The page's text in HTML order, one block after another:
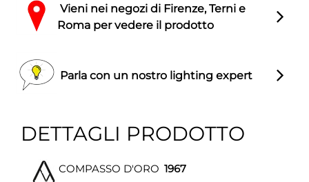
Vieni nei negozi di Firenze, Terni e
Roma per vedere il prodotto
Parla con un nostro lighting expert
DETTAGLI PRODOTTO
COMPASSO D'ORO 1967